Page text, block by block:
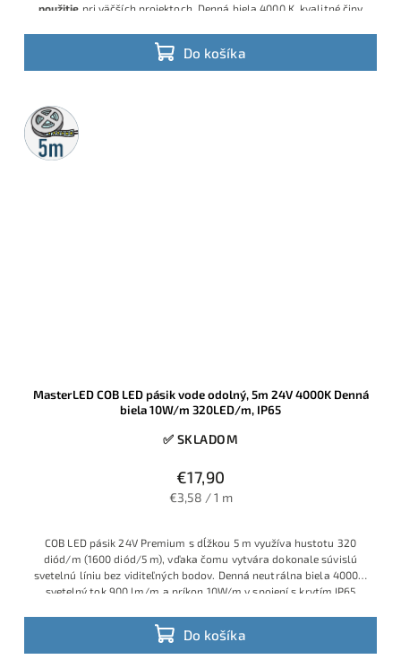
Do košíka
použitie pri väčších projektoch. Denná biela 4000 K, kvalitné čipy
interiérových priestorov s možnosťou stmievania.
5m
rolka
MasterLED COB LED pásik vode odolný, 5m 24V 4000K Denná
biela 10W/m 320LED/m, IP65
✅ SKLADOM
€17,90
€3,58 / 1 m
Do košíka
COB LED pásik 24V Premium s dĺžkou 5 m využíva hustotu 320
diód/m (1600 diód/5 m), vďaka čomu vytvára dokonale súvislú
svetelnú líniu bez viditeľných bodov. Denná neutrálna biela 4000K,
svetelný tok 900 lm/m a príkon 10W/m v spojení s krytím IP65
kuchynské linky, kúpeľne aj exteriérové lišty a pergoly.